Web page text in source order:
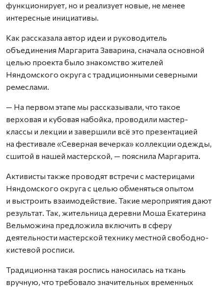
функционирует, но и реализует новые, не менее
интересные инициативы.
Как рассказала автор идеи и руководитель
объединения Маргарита Заварина, сначала основной
целью проекта было знакомство жителей
Няндомского округа с традиционными северными
ремеслами.
— На первом этапе мы рассказывали, что такое
верховая и кубовая набойка, проводили мастер-
классы и лекции и завершили всё это презентацией
на фестивале «Северная вечерка» коллекции одежды,
сшитой в нашей мастерской, — пояснила Маргарита.
Активисты также проводят встречи с мастерицами
Няндомского округа с целью обменяться опытом
и выстроить взаимодействие. Такие мероприятия дают
результат. Так, жительница деревни Моша Екатерина
Вельможина предложила включить в сферу
деятельности мастерской технику местной свободно-
кистевой росписи.
Традиционна такая роспись наносилась на ткань
вручную, что требовало значительных временных